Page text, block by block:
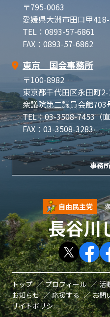
〒795-0063
愛媛県大洲市田口甲
TEL：0893-57-6861
FAX：0893-57-6862
東京 国会事務所
〒100-8982
東京都千代田区永田町
衆議院第二議員会館703
TEL：03-3508-7453（直
FAX：03-3508-3283
事務
自由民主党
長谷川
トップ プロフィール 活
お知らせ
応援する お問
サイトポリシー